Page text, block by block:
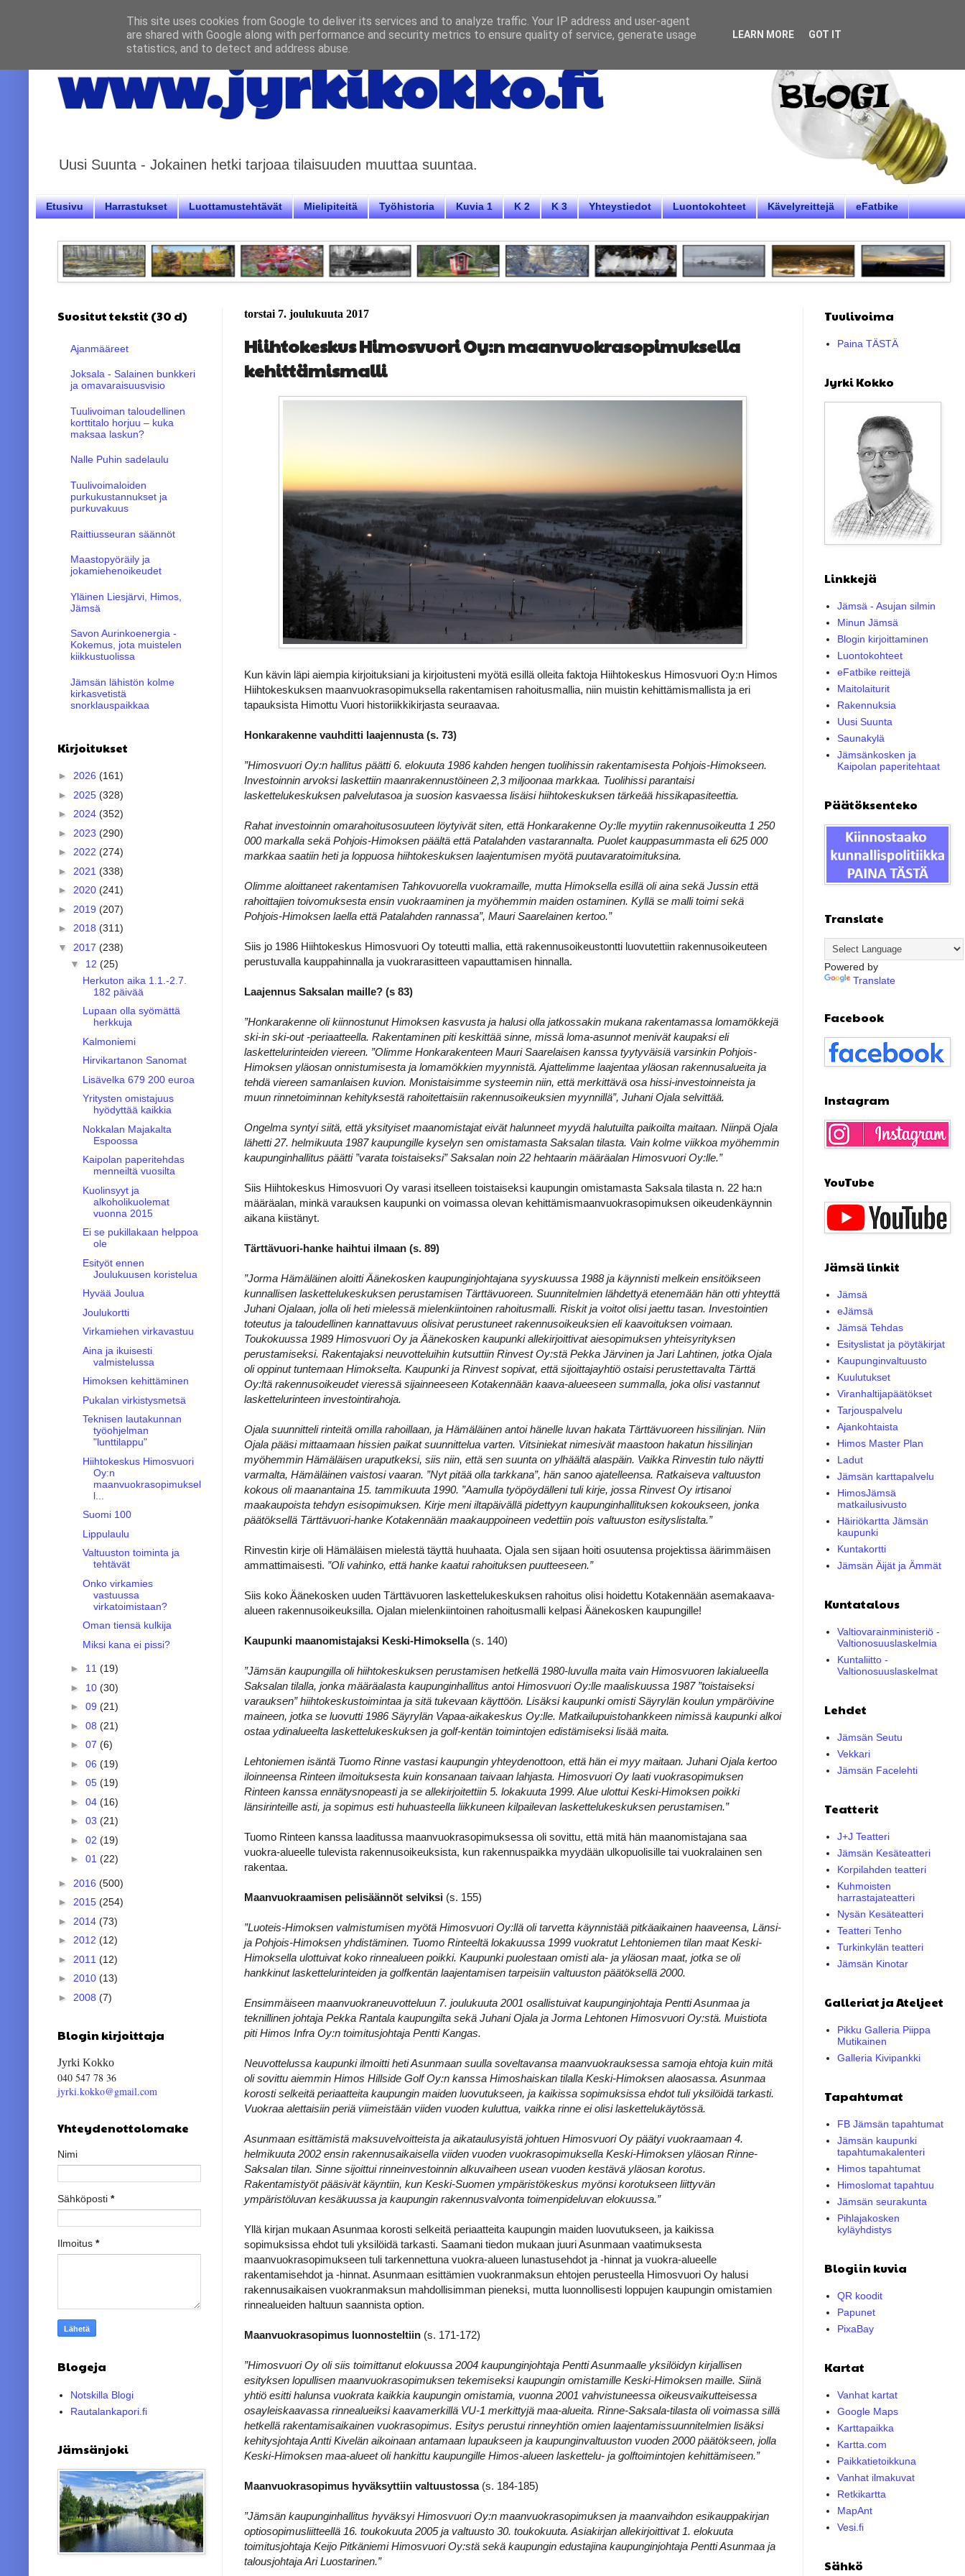
www.jyrkikokko.fi
Uusi Suunta - Jokainen hetki tarjoaa tilaisuuden muuttaa suuntaa.
Etusivu Harrastukset Luottamustehtävät Mielipiteitä Työhistoria Kuvia 1 K 2 K 3 Yhteystiedot Luontokohteet Kävelyreittejä eFatbike
torstai 7. joulukuuta 2017
Hiihtokeskus Himosvuori Oy:n maanvuokrasopimuksella
kehittämismalli
Kun kävin läpi aiempia kirjoituksiani ja kirjoitusteni myötä esillä olleita faktoja Hiihtokeskus Himosvuori Oy:n Himos
Hiihtokeskuksen maanvuokrasopimuksella rakentamisen rahoitusmallia, niin muistin kehittämismallista ja eri
tapauksista Himottu Vuori historiikkikirjasta seuraavaa.
Honkarakenne vauhditti laajennusta (s. 73)
”Himosvuori Oy:n hallitus päätti 6. elokuuta 1986 kahden hengen tuolihissin rakentamisesta Pohjois-Himokseen.
Investoinnin arvoksi laskettiin maanrakennustöineen 2,3 miljoonaa markkaa. Tuolihissi parantaisi
laskettelukeskuksen palvelutasoa ja suosion kasvaessa lisäisi hiihtokeskuksen tärkeää hissikapasiteettia.
Rahat investoinnin omarahoitusosuuteen löytyivät siten, että Honkarakenne Oy:lle myytiin rakennusoikeutta 1 250
000 markalla sekä Pohjois-Himoksen päältä että Patalahden vastarannalta. Puolet kauppasummasta eli 625 000
markkaa saatiin heti ja loppuosa hiihtokeskuksen laajentumisen myötä puutavaratoimituksina.
Olimme aloittaneet rakentamisen Tahkovuorella vuokramaille, mutta Himoksella esillä oli aina sekä Jussin että
rahoittajien toivomuksesta ensin vuokraaminen ja myöhemmin maiden ostaminen. Kyllä se malli toimi sekä
Pohjois-Himoksen laella että Patalahden rannassa”, Mauri Saarelainen kertoo.”
Siis jo 1986 Hiihtokeskus Himosvuori Oy toteutti mallia, että rakennusoikeustontti luovutettiin rakennusoikeuteen
perustuvalla kauppahinnalla ja vuokrarasitteen vapauttamisen hinnalla.
Laajennus Saksalan maille? (s 83)
”Honkarakenne oli kiinnostunut Himoksen kasvusta ja halusi olla jatkossakin mukana rakentamassa lomamökkejä
ski-in ski-out -periaatteella. Rakentaminen piti keskittää sinne, missä loma-asunnot menivät kaupaksi eli
laskettelurinteiden viereen. ”Olimme Honkarakenteen Mauri Saarelaisen kanssa tyytyväisiä varsinkin Pohjois-
Himoksen yläosan onnistumisesta ja lomamökkien myynnistä. Ajattelimme laajentaa yläosan rakennusalueita ja
tehdä viereen samanlaisen kuvion. Monistaisimme systeemin niin, että merkittävä osa hissi-investoinneista ja
muun rinnetoiminnan kehityksestä rahoitettaisiin rakennusoikeuksien myynnillä”, Juhani Ojala selvittää.
Ongelma syntyi siitä, että yksityiset maanomistajat eivät halunneet myydä halutuilta paikoilta maitaan. Niinpä Ojala
lähetti 27. helmikuuta 1987 kaupungille kyselyn sen omistamasta Saksalan tilasta. Vain kolme viikkoa myöhemmin
kaupunginhallitus päätti ”varata toistaiseksi” Saksalan noin 22 hehtaarin määräalan Himosvuori Oy:lle.”
Siis Hiihtokeskus Himosvuori Oy varasi itselleen toistaiseksi kaupungin omistamasta Saksala tilasta n. 22 ha:n
määräalan, minkä varauksen kaupunki on voimassa olevan kehittämismaanvuokrasopimuksen oikeudenkäynnin
aikana kiistänyt.
Tärttävuori-hanke haihtui ilmaan (s. 89)
”Jorma Hämäläinen aloitti Äänekosken kaupunginjohtajana syyskuussa 1988 ja käynnisti melkein ensitöikseen
kunnallisen laskettelukeskuksen perustamisen Tärttävuoreen. Suunnitelmien lähdettyä etenemään hän otti yhteyttä
Juhani Ojalaan, jolla oli heti mielessä mielenkiintoinen rahoitusmalli. Riskit ja voitot olisi jaettu tasan. Investointien
toteutus ja taloudellinen kannattavuus olisivat perustuneet rakennusoikeuksien eli kaavoituksen voimaan.
Toukokuussa 1989 Himosvuori Oy ja Äänekosken kaupunki allekirjoittivat aiesopimuksen yhteisyrityksen
perustamiseksi. Rakentajaksi neuvotteluihin kutsuttiin Rinvest Oy:stä Pekka Järvinen ja Jari Lahtinen, jotka Ojala
oli oppinut tuntemaan Himokselta. Kaupunki ja Rinvest sopivat, että sijoittajayhtiö ostaisi perustettavalta Tärttä
Oy:ltä rakennusoikeudet vieressä sijainneeseen Kotakennään kaava-alueeseen summalla, joka olisi vastannut
laskettelurinteen investointirahoja.
Ojala suunnitteli rinteitä omilla rahoillaan, ja Hämäläinen antoi hänelle luvan hakata Tärttävuoreen hissilinjan. Niin
Ojala pääsi mittaamaan hissien paikat suunnittelua varten. Vitsiniekat nimesivät maastoon hakatun hissilinjan
myöhemmin Hämäläisen uraputkeksi, siis niin, että sen suunta on ylhäältä alaspäin. Vaikka Rinvestin tulo näytti
varmalta, Hämäläinen vaistosi vaaran. ”Nyt pitää olla tarkkana”, hän sanoo ajatelleensa. Ratkaiseva valtuuston
kokous oli maanantaina 15. tammikuuta 1990. ”Aamulla työpöydälleni tuli kirje, jossa Rinvest Oy irtisanoi
maakaupoista tehdyn esisopimuksen. Kirje meni iltapäivällä pidettyyn kaupunginhallituksen kokoukseen, jonka
päätöksellä Tärttävuori-hanke Kotakennään maakauppoineen vedettiin pois valtuuston esityslistalta.”
Rinvestin kirje oli Hämäläisen mielestä täyttä huuhaata. Ojala sen sijaan hoiti osuutensa projektissa äärimmäisen
ammattimaisesti. ”Oli vahinko, että hanke kaatui rahoituksen puutteeseen.”
Siis koko Äänekosken uuden Tärttävuoren laskettelukeskuksen rahoitus olisi hoidettu Kotakennään asemakaava-
alueen rakennusoikeuksilla. Ojalan mielenkiintoinen rahoitusmalli kelpasi Äänekosken kaupungille!
Kaupunki maanomistajaksi Keski-Himoksella(s. 140)
”Jämsän kaupungilla oli hiihtokeskuksen perustamisen hetkellä 1980-luvulla maita vain Himosvuoren lakialueella
Saksalan tilalla, jonka määräalasta kaupunginhallitus antoi Himosvuori Oy:lle maaliskuussa 1987 ”toistaiseksi
varauksen” hiihtokeskustoimintaa ja sitä tukevaan käyttöön. Lisäksi kaupunki omisti Säyrylän koulun ympäröivine
maineen, jotka se luovutti 1986 Säyrylän Vapaa-aikakeskus Oy:lle. Matkailupuistohankkeen nimissä kaupunki alkoi
ostaa ydinalueelta laskettelukeskuksen ja golf-kentän toimintojen edistämiseksi lisää maita.
Lehtoniemen isäntä Tuomo Rinne vastasi kaupungin yhteydenottoon, että hän ei myy maitaan. Juhani Ojala kertoo
iloinneensa Rinteen ilmoituksesta kuin konsanaan taivaan lahjasta. Himosvuori Oy laati vuokrasopimuksen
Rinteen kanssa ennätysnopeasti ja se allekirjoitettiin 5. lokakuuta 1999. Alue ulottui Keski-Himoksen poikki
länsirinteille asti, ja sopimus esti huhuasteella liikkuneen kilpailevan laskettelukeskuksen perustamisen.”
Tuomo Rinteen kanssa laaditussa maanvuokrasopimuksessa oli sovittu, että mitä hän maanomistajana saa
vuokra-alueelle tulevista rakennusoikeuksista, kun rakennuspaikka myydään ulkopuolisille tai vuokralainen sen
rakentaa.
Maanvuokraamisen pelisäännöt selviksi (s. 155)
”Luoteis-Himoksen valmistumisen myötä Himosvuori Oy:llä oli tarvetta käynnistää pitkäaikainen haaveensa, Länsi-
ja Pohjois-Himoksen yhdistäminen. Tuomo Rinteeltä lokakuussa 1999 vuokratut Lehtoniemen tilan maat Keski-
Himoksella ulottuivat koko rinne­alueen poikki. Kaupunki puolestaan omisti ala- ja yläosan maat, jotka se oli
hankkinut laskettelurinteiden ja golfkentän laajentamisen tarpeisiin valtuuston päätöksellä 2000.
Ensimmäiseen maanvuokraneuvotteluun 7. joulukuuta 2001 osallistuivat kaupunginjohtaja Pentti Asunmaa ja
teknillinen johtaja Pekka Rantala kaupungilta sekä Juhani Ojala ja Jorma Lehtonen Himosvuori Oy:stä. Muistiota
piti Himos Infra Oy:n toimitusjohtaja Pentti Kangas.
Neuvottelussa kaupunki ilmoitti heti Asunmaan suulla soveltavansa maanvuokrauksessa samoja ehtoja kuin mitä
oli sovittu aiemmin Himos Hillside Golf Oy:n kanssa Himoshaiskan tilalla Keski-Himoksen alaosassa. Asunmaa
korosti selkeitä periaatteita kaupungin maiden luovutukseen, ja kaikissa sopimuksissa ehdot tuli yksilöidä tarkasti.
Vuokraa alettaisiin periä viimeistään viiden vuoden kuluttua, vaikka rinne ei olisi laskettelukäytössä.
Asunmaan esittämistä maksuvelvoitteista ja aikataulusyistä johtuen Himosvuori Oy päätyi vuokraamaan 4.
helmikuuta 2002 ensin rakennusaikaisella viiden vuoden vuokrasopimuksella Keski-Himoksen yläosan Rinne-
Saksalan tilan. Sinne sijoittui rinneinvestoinnin alkuvaiheen usean vuoden kestävä yläosan korotus.
Rakentamistyöt pääsivät käyntiin, kun Keski-Suomen ympäristökeskus myönsi korotukseen liittyvän
ympäristöluvan kesäkuussa ja kaupungin rakennusvalvonta toimenpideluvan elokuussa.”
Yllä kirjan mukaan Asunmaa korosti selkeitä periaatteita kaupungin maiden luovutukseen, ja kaikissa
sopimuksissa ehdot tuli yksilöidä tarkasti. Saamani tiedon mukaan juuri Asunmaan vaatimuksesta
maanvuokrasopimukseen tuli tarkennettuna vuokra-alueen lunastusehdot ja -hinnat ja vuokra-alueelle
rakentamisehdot ja -hinnat. Asunmaan esittämien vuokranmaksun ehtojen perusteella Himosvuori Oy halusi
rakennusaikaisen vuokranmaksun mahdollisimman pieneksi, mutta luonnollisesti loppujen kaupungin omistamien
rinnealueiden haltuun saannista option.
Maanvuokrasopimus luonnosteltiin (s. 171-172)
”Himosvuori Oy oli siis toimittanut elokuussa 2004 kaupunginjohtaja Pentti Asunmaalle yksilöidyn kirjallisen
esityksen lopullisen maanvuokrasopimuksen tekemiseksi kaupun­gin omistamille Keski-Himoksen maille. Siinä
yhtiö esitti halunsa vuokrata kaikkia kaupungin omistamia, vuonna 2001 vahvistuneessa oikeusvaikutteisessa
osayleiskaavassa rinnealueiksi kaavamerkillä VU-1 merkittyjä maa-alueita. Rinne-Saksala-tilasta oli voimassa sillä
hetkellä rakentamisaikainen vuokrasopimus. Esitys perustui rinneyhtiön omien laajentamissuunnitelmien lisäksi
kehitysjohtaja Antti Kivelän aikoinaan antamaan lupaukseen ja kaupunginvaltuuston vuoden 2000 päätökseen, jolla
Keski-Himoksen maa-alueet oli hankittu kaupungille Himos-alueen laskettelu- ja golftoimintojen kehittämiseen.”
Maanvuokrasopimus hyväksyttiin valtuustossa(s. 184-185)
”Jämsän kaupunginhallitus hyväksyi Himosvuori Oy:n maanvuokrasopimuksen ja maanvaihdon esikauppakirjan
optiosopimusliitteellä 16. toukokuuta 2005 ja valtuusto 30. toukokuuta. Asiakirjan allekirjoittivat 1. elokuuta
toimitusjohtaja Keijo Pitkäniemi Himosvuori Oy:stä sekä kaupungin edustajina kaupunginjohtaja Pentti Asunmaa ja
talousjohtaja Ari Luostarinen.”
Suositut tekstit (30 d)
Ajanmääreet
Joksala - Salainen bunkkeri
ja omavaraisuusvisio
Tuulivoiman taloudellinen
korttitalo horjuu – kuka
maksaa laskun?
Nalle Puhin sadelaulu
Tuulivoimaloiden
purkukustannukset ja
purkuvakuus
Raittiusseuran säännöt
Maastopyöräily ja
jokamiehenoikeudet
Yläinen Liesjärvi, Himos,
Jämsä
Savon Aurinkoenergia -
Kokemus, jota muistelen
kiikkustuolissa
Jämsän lähistön kolme
kirkasvetistä
snorklauspaikkaa
Kirjoitukset
► 2026 (161)
► 2025 (328)
► 2024 (352)
► 2023 (290)
► 2022 (274)
► 2021 (338)
► 2020 (241)
► 2019 (207)
► 2018 (311)
▼ 2017 (238)
▼ 12 (25)
Herkuton aika 1.1.-2.7.
182 päivää
Lupaan olla syömättä
herkkuja
Kalmoniemi
Hirvikartanon Sanomat
Lisävelka 679 200 euroa
Yritysten omistajuus
hyödyttää kaikkia
Nokkalan Majakalta
Espoossa
Kaipolan paperitehdas
menneiltä vuosilta
Kuolinsyyt ja
alkoholikuolemat
vuonna 2015
Ei se pukillakaan helppoa
ole
Esityöt ennen
Joulukuusen koristelua
Hyvää Joulua
Joulukortti
Virkamiehen virkavastuu
Aina ja ikuisesti
valmistelussa
Himoksen kehittäminen
Pukalan virkistysmetsä
Teknisen lautakunnan
työohjelman
"lunttilappu"
Hiihtokeskus Himosvuori
Oy:n
maanvuokrasopimuksel
l...
Suomi 100
Lippulaulu
Valtuuston toiminta ja
tehtävät
Onko virkamies
vastuussa
virkatoimistaan?
Oman tiensä kulkija
Miksi kana ei pissi?
► 11 (19)
► 10 (30)
► 09 (21)
► 08 (21)
► 07 (6)
► 06 (19)
► 05 (19)
► 04 (16)
► 03 (21)
► 02 (19)
► 01 (22)
► 2016 (500)
► 2015 (254)
► 2014 (73)
► 2012 (12)
► 2011 (12)
► 2010 (13)
► 2008 (7)
Blogin kirjoittaja
Jyrki Kokko
040 547 78 36
jyrki.kokko@gmail.com
Yhteydenottolomake
Nimi
Sähköposti *
Ilmoitus *
Blogeja
Notskilla Blogi
Rautalankapori.fi
Jämsänjoki
Tuulivoima
Paina TÄSTÄ
Jyrki Kokko
Linkkejä
Jämsä - Asujan silmin
Minun Jämsä
Blogin kirjoittaminen
Luontokohteet
eFatbike reittejä
Maitolaiturit
Rakennuksia
Uusi Suunta
Saunakylä
Jämsänkosken ja
Kaipolan paperitehtaat
Päätöksenteko
Translate
Powered by
Translate
Facebook
Instagram
YouTube
Jämsä linkit
Jämsä
eJämsä
Jämsä Tehdas
Esityslistat ja pöytäkirjat
Kaupunginvaltuusto
Kuulutukset
Viranhaltijapäätökset
Tarjouspalvelu
Ajankohtaista
Himos Master Plan
Ladut
Jämsän karttapalvelu
HimosJämsä
matkailusivusto
Häiriökartta Jämsän
kaupunki
Kuntakortti
Jämsän Äijät ja Ämmät
Kuntatalous
Valtiovarainministeriö -
Valtionosuuslaskelmia
Kuntaliitto -
Valtionosuuslaskelmat
Lehdet
Jämsän Seutu
Vekkari
Jämsän Facelehti
Teatterit
J+J Teatteri
Jämsän Kesäteatteri
Korpilahden teatteri
Kuhmoisten
harrastajateatteri
Nysän Kesäteatteri
Teatteri Tenho
Turkinkylän teatteri
Jämsän Kinotar
Galleriat ja Ateljeet
Pikku Galleria Piippa
Mutikainen
Galleria Kivipankki
Tapahtumat
FB Jämsän tapahtumat
Jämsän kaupunki
tapahtumakalenteri
Himos tapahtumat
Himoslomat tapahtuu
Jämsän seurakunta
Pihlajakosken
kyläyhdistys
Blogiin kuvia
QR koodit
Papunet
PixaBay
Kartat
Vanhat kartat
Google Maps
Karttapaikka
Kartta.com
Paikkatietoikkuna
Vanhat ilmakuvat
Retkikartta
MapAnt
Vesi.fi
Sähkö
This site uses cookies from Google to deliver its services and to analyze traffic. Your IP address and user-agent
are shared with Google along with performance and security metrics to ensure quality of service, generate usage
statistics, and to detect and address abuse.
LEARN MORE GOT IT